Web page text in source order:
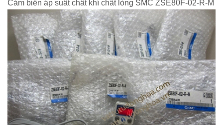
Cảm biến áp suất chất khí chất lỏng SMC ZSE80F-02-R-M